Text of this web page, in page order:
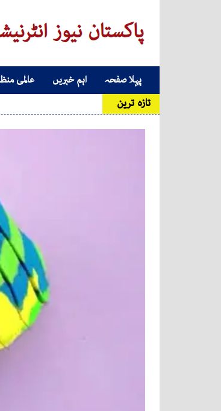
Main Navigationپہلا صفحہ اہم خبریں عالمی
تازہ ترین